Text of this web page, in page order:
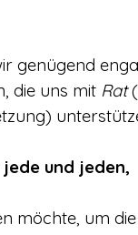
genügend
die uns mit Rat
und jeden,
möchte, um